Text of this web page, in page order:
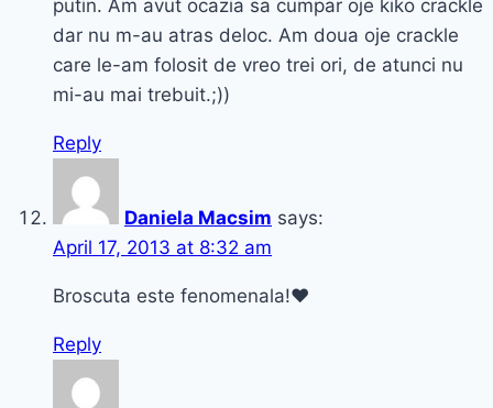
putin. Am avut ocazia sa cumpar oje kiko crackle
dar nu m-au atras deloc. Am doua oje crackle
care le-am folosit de vreo trei ori, de atunci nu
mi-au mai trebuit.;))
Reply
Daniela Macsim says:
April 17, 2013 at 8:32 am
Broscuta este fenomenala!♥
Reply